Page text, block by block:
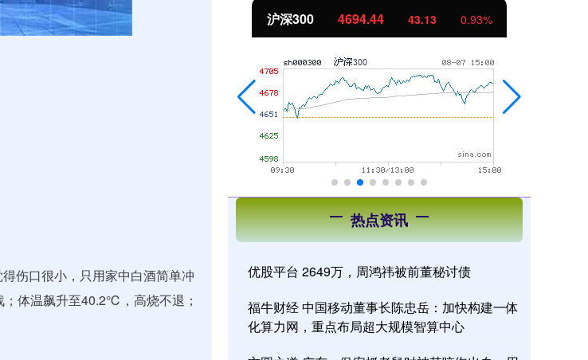
伤口很小，只用家中白酒简单冲
体温飙升至40.2℃，高烧不退；
4694.44 43.13 北证50 1134.24 11.37 1.01%
热点资讯
优股平台 2649万，周鸿祎被前董秘讨债
福牛财经 中国移动董事长陈忠岳：加快构建一体
化算力网，重点布局超大规模智算中心